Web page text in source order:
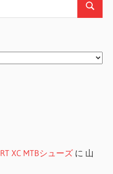
検
XC MTBシューズ に 山